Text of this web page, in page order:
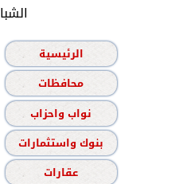
الرئيسية
محافظات
نواب واحزاب
بنوك واستثمارات
عقارات